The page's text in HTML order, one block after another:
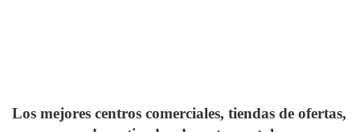
Los mejores centros comerciales, tiendas de ofertas,